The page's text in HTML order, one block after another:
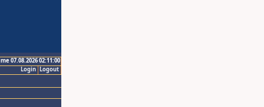
07.08.2026 02:11:00
Logout
Login